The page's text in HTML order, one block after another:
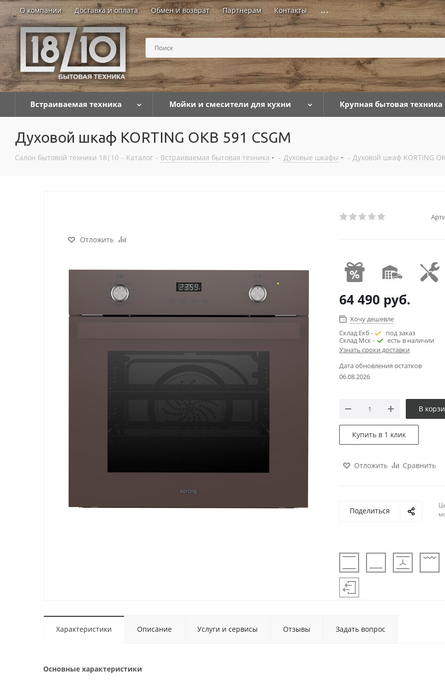
О компании Доставка и оплата Обмен и возврат Партнерам Контакты ...
Встраиваемая техника Мойки и смесители для кухни Крупная бытовая техника
Духовой шкаф KORTING OKB 591 CSGM
Салон бытовой техники 18|10 - Каталог - Встраиваемая бытовая техника - Духовые шкафы - Духовой шкаф KORTING
Отложить
64 490 руб.
Хочу дешевле
Склад Екб -
под заказ
Склад Мск -
есть в наличии
Узнать сроки доставки
Дата обновления остатков
06.08.2026
В
Купить в 1 клик
Отложить Сравнить
Поделиться
Характеристики Описание Услуги и сервисы Отзывы Задать вопрос
Основные характеристики